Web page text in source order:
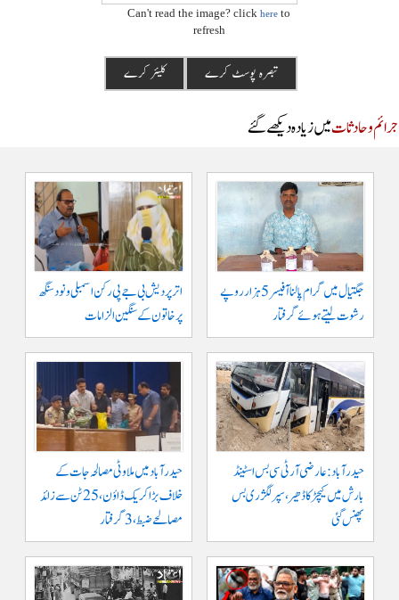
Can't read the image? clickhere
refresh
و حادثاتمیں زیادہ دیکھے گئے
جگتیال میں گرام پالنا آفیسر 5 ہزار روپے
رشوت لیتے ہوئے گرفتار
اتر پردیش بی جے پی رکن اسمبلی ونود سنگھ
پر خاتون کے سنگین الزامات
حیدرآباد: عارضی آر ٹی سی بس اسٹینڈ
بارش میں کیچڑ کا ڈھیر، سپر لگژری بس
پھنس گئی
حیدرآباد میں ملاوٹی مصالحہ جات کے
خلاف بڑا کریک ڈاؤن، 25 ٹن سے زائد
مصالحے ضبط، 3 گرفتار